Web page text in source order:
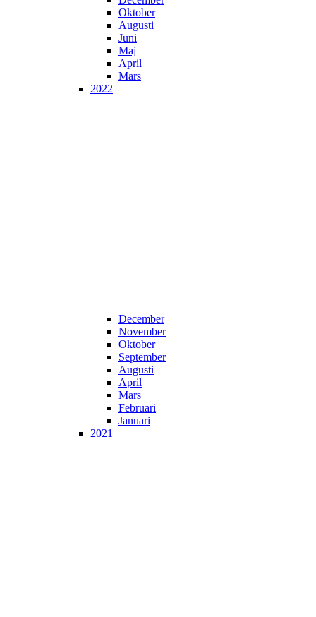
Oktober
Augusti
Juni
Maj
April
Mars
2022
December
November
Oktober
September
Augusti
April
Mars
Februari
Januari
2021